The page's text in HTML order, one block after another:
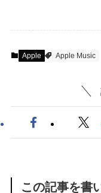
Apple Apple Music
この記事を書